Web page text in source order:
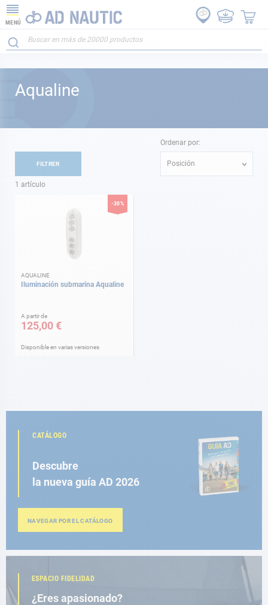
MENÚ
Aqualine
1 artículo
Ordenar por:
Posición
-30%
AQUALINE
Iluminación submarina Aqualine
A partir de
125,00 €
Disponible en varias versiones
FILTRER
CATÁLOGO
Descubre
la nueva guía AD 2026
NAVEGAR POR EL CATÁLOGO
ESPACIO FIDELIDAD
¿Eres apasionado?